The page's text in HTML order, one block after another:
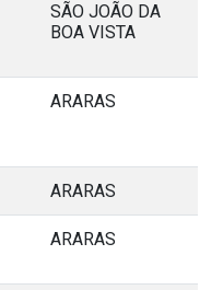
SÃO JOÃO DA
BOA VISTA
ARARAS
ARARAS
ARARAS